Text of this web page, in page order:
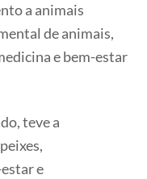
a animais
de animais,
e bem-estar
teve a
e